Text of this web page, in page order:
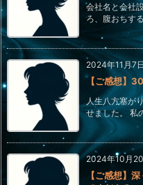
会社名と会社
ろ、腹おちす
2024年11月7日
【ご感想】
人生八方塞が
せました。 私
2024年10月
【ご感想】